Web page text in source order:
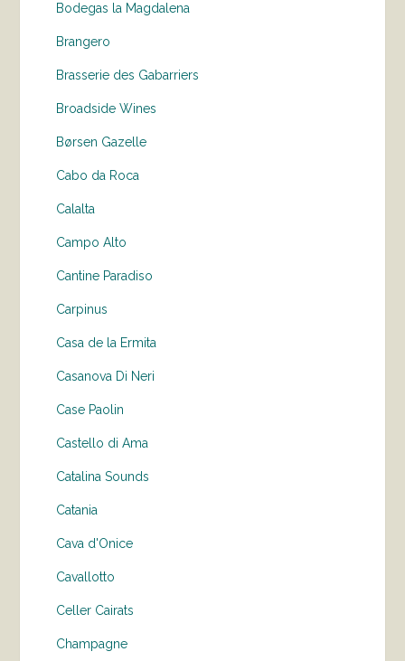
Bodegas la Magdalena
Brangero
Brasserie des Gabarriers
Broadside Wines
Børsen Gazelle
Cabo da Roca
Calalta
Campo Alto
Cantine Paradiso
Carpinus
Casa de la Ermita
Casanova Di Neri
Case Paolin
Castello di Ama
Catalina Sounds
Catania
Cava d'Onice
Cavallotto
Celler Cairats
Champagne